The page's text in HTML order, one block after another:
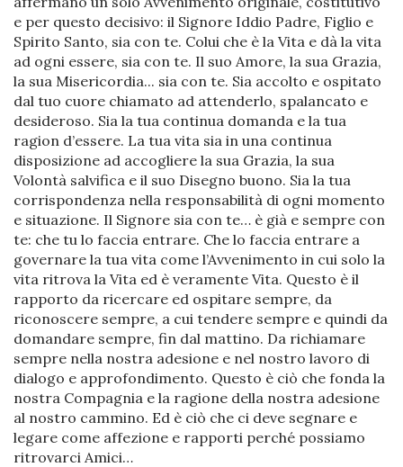
e per questo decisivo: il Signore Iddio Padre, Figlio e
Spirito Santo, sia con te. Colui che è la Vita e dà la vita
ad ogni essere, sia con te. Il suo Amore, la sua Grazia,
la sua Misericordia... sia con te. Sia accolto e ospitato
dal tuo cuore chiamato ad attenderlo, spalancato e
desideroso. Sia la tua continua domanda e la tua
ragion d’essere. La tua vita sia in una continua
disposizione ad accogliere la sua Grazia, la sua
Volontà salvifica e il suo Disegno buono. Sia la tua
corrispondenza nella responsabilità di ogni momento
e situazione. Il Signore sia con te… è già e sempre con
te: che tu lo faccia entrare. Che lo faccia entrare a
governare la tua vita come l’Avvenimento in cui solo la
vita ritrova la Vita ed è veramente Vita. Questo è il
rapporto da ricercare ed ospitare sempre, da
riconoscere sempre, a cui tendere sempre e quindi da
domandare sempre, fin dal mattino. Da richiamare
sempre nella nostra adesione e nel nostro lavoro di
dialogo e approfondimento. Questo è ciò che fonda la
nostra Compagnia e la ragione della nostra adesione
al nostro cammino. Ed è ciò che ci deve segnare e
legare come affezione e rapporti perché possiamo
ritrovarci Amici…